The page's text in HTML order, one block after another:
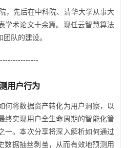
，先后在中科院、清华大学从事大
学术论文十余篇。现任云智慧算法
队的建设。
用户行为
何将数据资产转化为用户洞察，以
终实现用户全生命周期的智能化管
一。本次分享将深入解析如何通过
数据抽丝剥茧，从而有效地预测用